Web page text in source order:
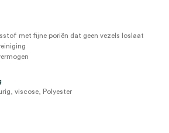
met fijne poriën dat geen vezels loslaat
viscose, Polyester